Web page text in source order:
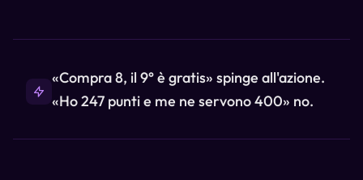
«Compra 8, il 9° è gratis» spinge all'azione.
«Ho 247 punti e me ne servono 400» no.